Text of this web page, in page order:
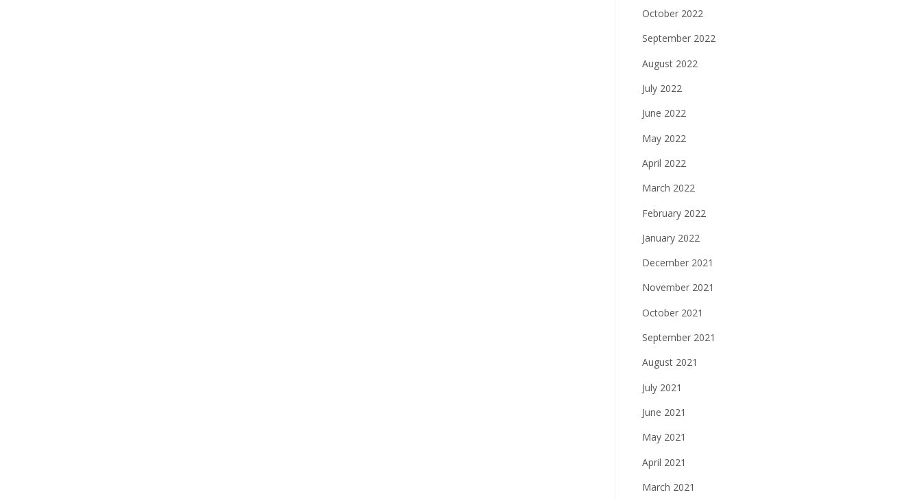
October 2022
September 2022
August 2022
July 2022
June 2022
May 2022
April 2022
March 2022
February 2022
January 2022
December 2021
November 2021
October 2021
September 2021
August 2021
July 2021
June 2021
May 2021
April 2021
March 2021